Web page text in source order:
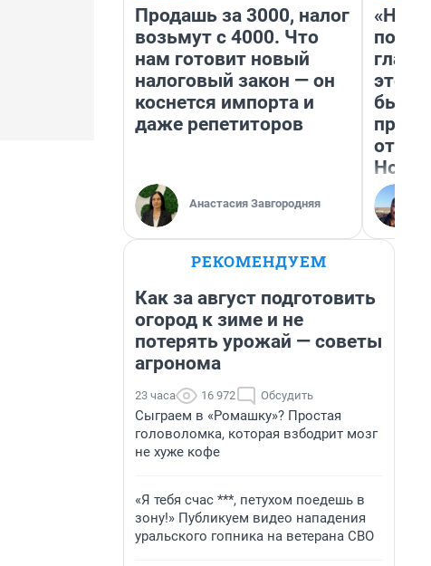
Продашь за 3000, налог
возьмут с 4000. Что
нам готовит новый
налоговый закон — он
коснется импорта и
даже репетиторов
Анастасия Завгородняя
этого
бьет
РЕКОМЕНДУЕМ
Как за август подготовить
огород к зиме и не
потерять урожай — советы
агронома
23 часа 16 972 Обсудить
Сыграем в «Ромашку»? Простая
головоломка, которая взбодрит мозг
не хуже кофе
«Я тебя счас ***, петухом поедешь в
зону!» Публикуем видео нападения
уральского гопника на ветерана СВО